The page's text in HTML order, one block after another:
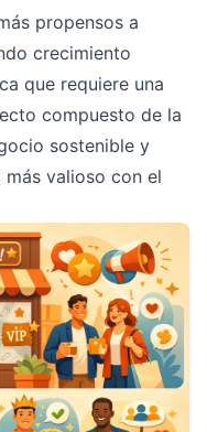
propensos a
crecimiento
que requiere una
compuesto de la
sostenible y
valioso con el